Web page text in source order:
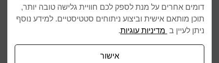
רב צעיר 2-6
דומים אחרים על מנת לספק לכם חוויית גלישה טובה יותר,
תוכן מותאם אישית וביצוע ניתוחים סטטיסטיים. למידע נוסף
ניתן לעיין ב מדיניות עוגיות.
אישור